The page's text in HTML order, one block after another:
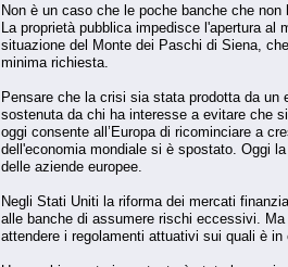
Non è un caso che le poche banche che
La proprietà pubblica impedisce l'apertura
situazione del Monte dei Paschi di Siena,
minima richiesta.
Pensare che la crisi sia stata prodotta da
sostenuta da chi ha interesse a evitare che
oggi consente all’Europa di ricominciare a
dell'economia mondiale si è spostato. Oggi
delle aziende europee.
Negli Stati Uniti la riforma dei mercati
alle banche di assumere rischi eccessivi.
attendere i regolamenti attuativi sui quali è